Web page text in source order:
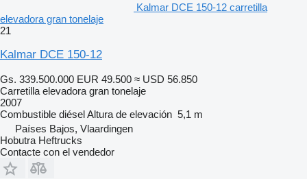
Kalmar DCE 150-12 carretilla
elevadora gran tonelaje
21
Kalmar DCE 150-12
Gs. 339.500.000 EUR 49.500 ≈ USD 56.850
Carretilla elevadora gran tonelaje
2007
Combustible diéselAltura de elevación 5,1 m
Países Bajos, Vlaardingen
Hobutra Heftrucks
Contacte con el vendedor